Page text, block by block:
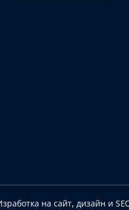
на сайт, дизайн и